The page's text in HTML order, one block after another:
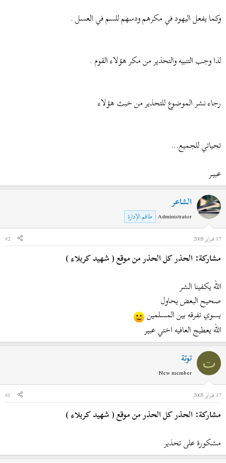
وكما يفعل اليهود في مكرهم ودسهم للسم في العسل .
لذا وجب التنبيه والتحذير من مكر هؤلاء القوم .
رجاء نشر الموضوع للتحذير من خبث هؤلاء
تحياتي للجميع...
عبيــر
الشاعر
Administrator طاقم الإدارة
17 فبراير 2005
#2
مشاركة: الحذر كل الحذر من موقع ( شهيد كربلاء )
الله يكفينا الشر
صحيح البعض يحاول
يسوي تفرقه بين المسلمين
الله يعطيج العافيه اختي عبير
ت توتة
New member
17 فبراير 2005
#3
مشاركة: الحذر كل الحذر من موقع ( شهيد كربلاء )
مشكورة على تحذير